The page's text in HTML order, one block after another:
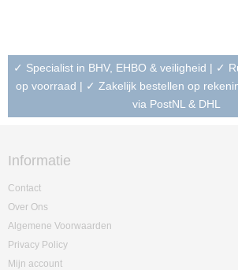
✓ Specialist in BHV, EHBO & veiligheid | ✓
op voorraad | ✓ Zakelijk bestellen op
via PostNL & DHL
Informatie
Contact
Over Ons
Algemene Voorwaarden
Privacy Policy
Mijn account